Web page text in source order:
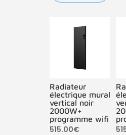
Radiateur
électrique mural
vertical noir
2000W+
programme wifi
515.00€